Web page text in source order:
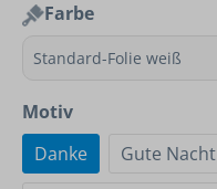
Farbe
Motiv
Danke
Gute Nacht